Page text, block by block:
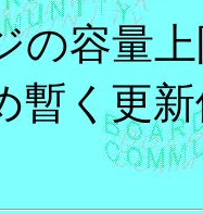
の容量
暫く更